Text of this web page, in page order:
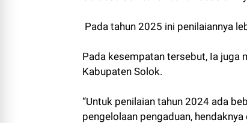
Pada tahun 2025 ini penilaiannya
Pada kesempatan tersebut, Ia juga
Kabupaten Solok.
“Untuk penilaian tahun 2024 ada
pengelolaan pengaduan,